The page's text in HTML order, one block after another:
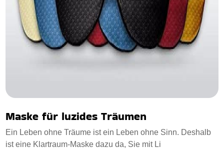
Maske für luzides Träumen
Ein Leben ohne Träume ist ein Leben ohne Sinn. Deshalb
ist eine Klartraum-Maske dazu da, Sie mit Li